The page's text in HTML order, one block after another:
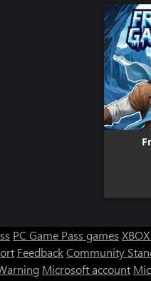
PC Game Pass games
FeedbackCommunity
Microsoft account